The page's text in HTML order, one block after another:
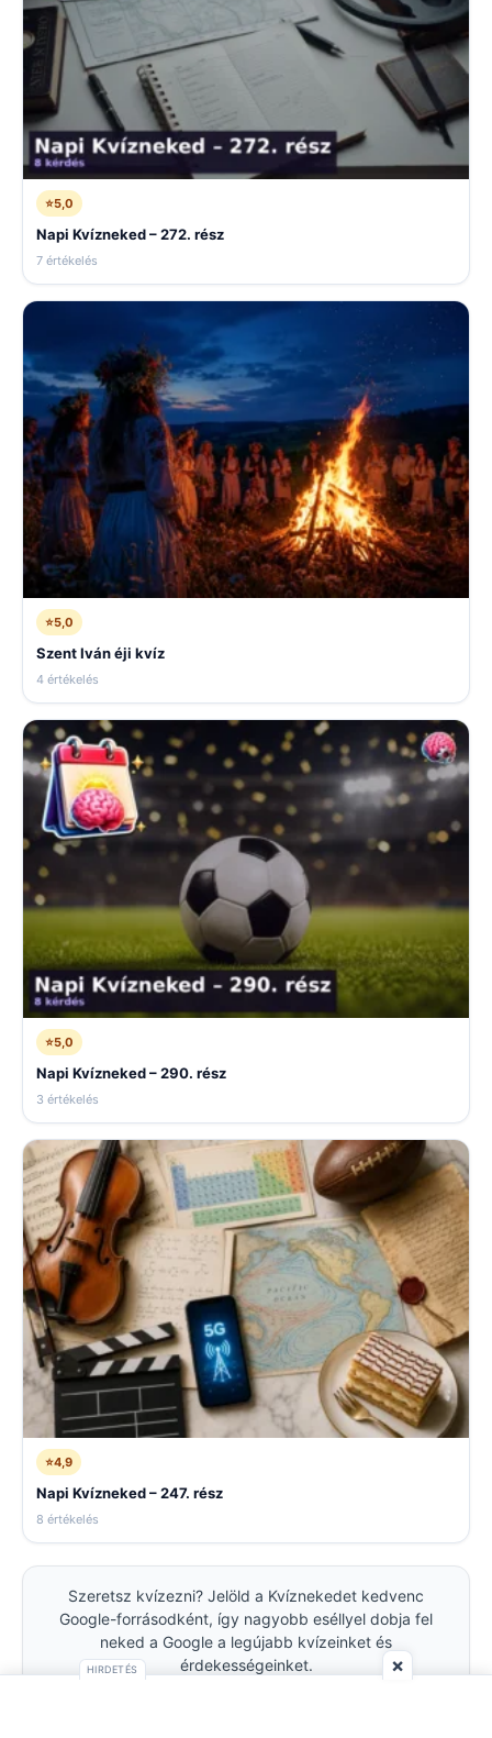
⭐5,0
Napi Kvízneked – 272. rész
7 értékelés
⭐5,0
Szent Iván éji kvíz
4 értékelés
⭐5,0
Napi Kvízneked – 290. rész
3 értékelés
⭐4,9
Napi Kvízneked – 247. rész
8 értékelés
Szeretsz kvízezni? Jelöld a Kvíznekedet kedvenc
Google-forrásodként, így nagyobb eséllyel dobja fel
neked a Google a legújabb kvízeinket és
érdekességeinket.
HIRDETÉS ×